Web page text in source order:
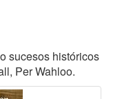
sucesos históricos
Per Wahloo.